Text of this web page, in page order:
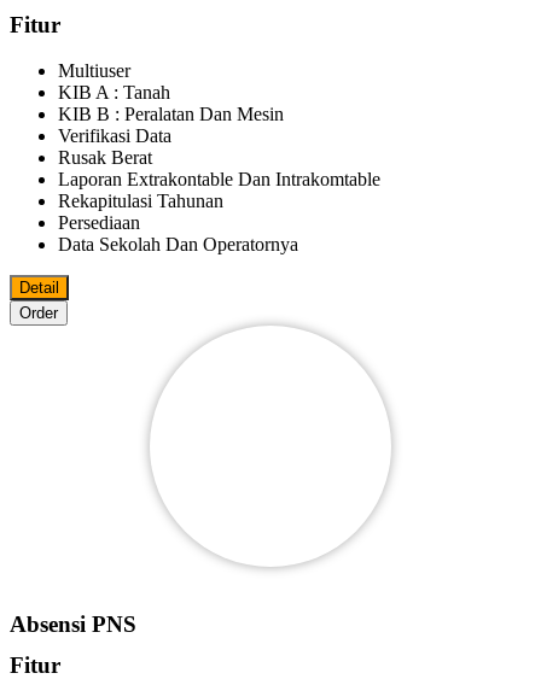
Fitur
Multiuser
KIB A : Tanah
KIB B : Peralatan Dan Mesin
Verifikasi Data
Rusak Berat
Laporan Extrakontable Dan Intrakomtable
Rekapitulasi Tahunan
Persediaan
Data Sekolah Dan Operatornya
Detail
Order
Absensi PNS
Fitur